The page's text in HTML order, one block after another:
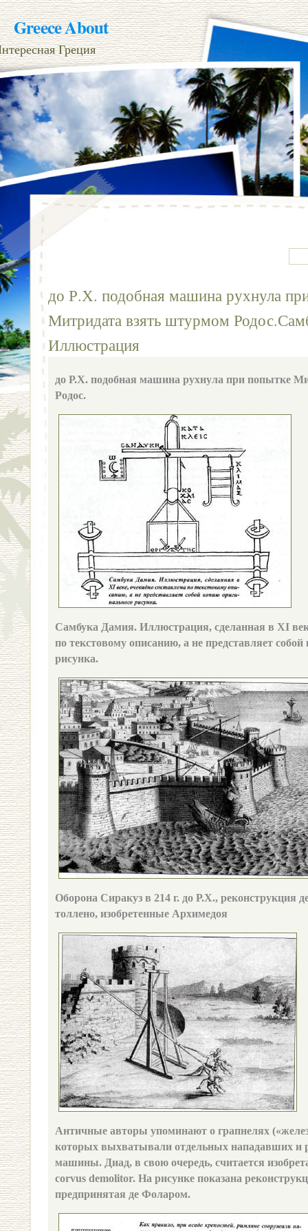
Greece About
Греция
до Р.Х. подобная машина рухнула
Митридата взять штурмом
Иллюстрация
до Р.Х. подобная машина рухнула при попытке
Родос.
Самбука Дамия. Иллюстрация, сделанная в XI
по текстовому описанию, а не представляет
рисунка.
Оборона Сиракуз в 214 г. до Р.Х., реконструкция
толлено, изобретенные Архимедоя
Античные авторы упоминают о грапнелях
которых выхватывали отдельных нападавших и
машины. Диад, в свою очередь, считается
corvus demolitor. На рисунке показана
предпринятая де Фоларом.